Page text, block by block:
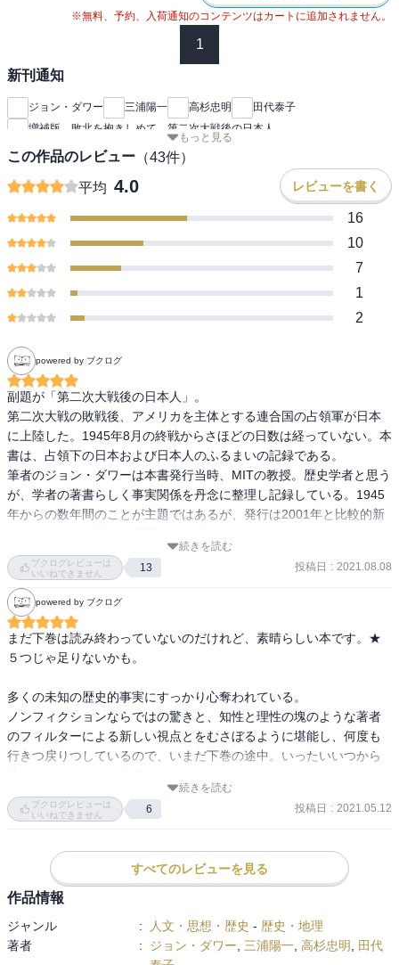
※無料、予約、入荷通知のコンテンツはカートに追加されません。
1
新刊通知
ジョン・ダワー 三浦陽一 高杉忠明
田代泰子
増補版 敗北を抱きしめて 第二次大戦後の日本人
もっと見る
この作品のレビュー （43件）
平均 4.0 レビューを書く
16
10
7
1
2
powered by ブクログ
副題が「第二次大戦後の日本人」。
第二次大戦の敗戦後、アメリカを主体とする連合国の占領軍が日本
に上陸した。1945年8月の終戦からさほどの日数は経っていない。本
書は、占領下の日本および日本人のふるまいの記録である。
筆者のジョン・ダワーは本書発行当時、MITの教授。歴史学者と思う
が、学者の著書らしく事実関係を丹念に整理し記録している。1945
年からの数年間のことが主題ではあるが、発行は2001年と比較的新
本書の説明にも書かれているし、本文中の筆者の筆の運び方もそう
だが、この時期の日本・日本人について、筆者は、「勝者による上
からの革命に、敗北を抱きしめながら民衆が力強く呼応した奇蹟的
な敗北の物語」としてとらえている。
同時代に生きていたわけではないので、時代の感覚までは分からな
いのであるが、本書を読む限り、日本人一般は終戦からマッカーサ
える。それは表面上はともかく、戦争および戦争を戦うための日本
軍の生活全般におけるしめつけや経済的窮乏、さらには、度重なる
市街地の爆撃による設備的・人的な被害に対して、当時の日本人は
実際には飽き飽きしていたのではないかと思うからである。
記録しており、とても興味深い。下巻を引き続き読む予定。
続きを読む
ブクログレビューは
いいねできません
13 投稿日 : 2021.08.08
powered by ブクログ
まだ下巻は読み終わっていないのだけれど、素晴らしい本です。★
５つじゃ足りないかも。
多くの未知の歴史的事実にすっかり心奪われている。
ノンフィクションならではの驚きと、知性と理性の塊のような著者
のフィルターによる新しい視点とをむさぼるように堪能し、何度も
行きつ戻りつしているので、いまだ下巻の途中。いったいいつから
上巻は、「増補版の序文」から始まり、「日本の読者へ」と続き、
文が始まるまでに前書きのようなものがいくつもあって、ちょっと
驚くのだけど、実のところ、この一連の序文が特に素晴らしかっ
た。
著者は、この前書きのパートで、いくつかこの本の命題ともいうべ
き疑問を投げかけている。
続きを読む
ブクログレビューは
いいねできません
6 投稿日 : 2021.05.12
すべてのレビューを見る
作品情報
ジャンル : 人文・思想・歴史 - 歴史・地理
著者
: ジョン・ダワー 三浦陽一 高杉忠明
田代